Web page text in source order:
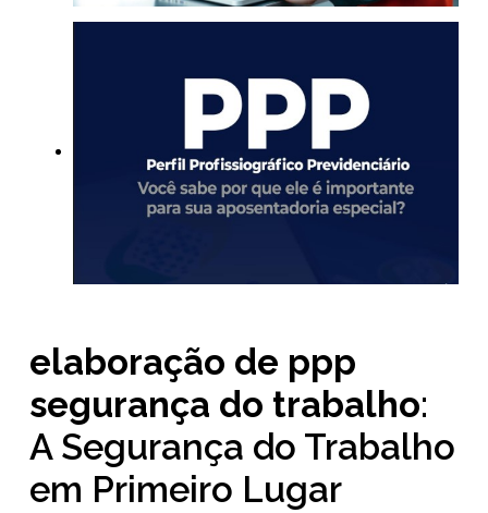
elaboração de ppp
segurança do trabalho:
A Segurança do Trabalho
em Primeiro Lugar